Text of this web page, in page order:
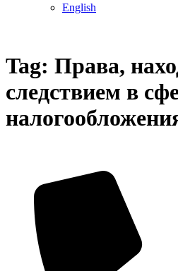
English
Tag: Права,
следствием в